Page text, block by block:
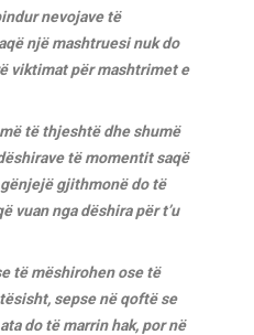
nevojave të
një mashtruesi nuk do
viktimat për mashtrimet e
të thjeshtë dhe shumë
të momentit saqë
gjithmonë do të
vuan nga dëshira për t’u
të mëshirohen ose të
sepse në qoftë se
do të marrin hak, por në